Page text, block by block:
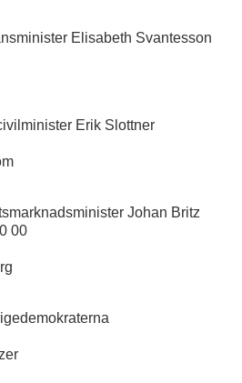
Elisabeth Svantesson
Erik Slottner
Johan Britz
00